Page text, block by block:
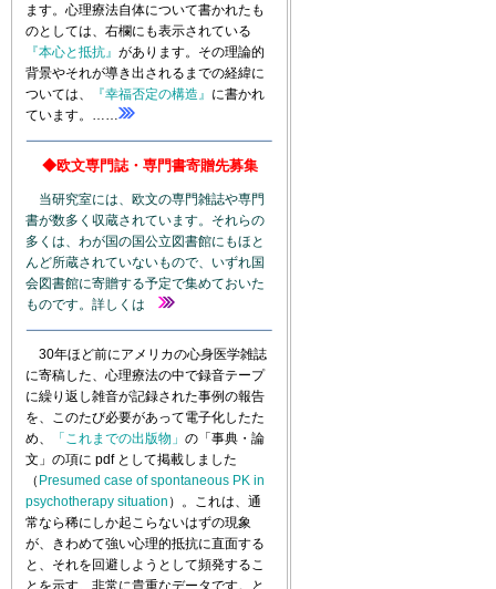
ます。心理療法自体について書かれたも
のとしては、右欄にも表示されている
『本心と抵抗』 があります。その理論的
背景やそれが導き出されるまでの経緯に
ついては、
『幸福否定の構造』 に書かれ
ています。……
◆欧文専門誌・専門書寄贈先募集
当研究室には、欧文の専門雑誌や専門
書が数多く収蔵されています。それらの
多くは、わが国の国公立図書館にもほと
んど所蔵されていないもので、いずれ国
会図書館に寄贈する予定で集めておいた
ものです。詳しくは
30年ほど前にアメリカの心身医学雑誌
に寄稿した、心理療法の中で録音テープ
に繰り返し雑音が記録された事例の報告
を、このたび必要があって電子化したた
め、
「これまでの出版物」 の「事典・論
文」の項に pdf として掲載しました
（ Presumed case of spontaneous PK in
psychotherapy situation ）。これは、通
常なら稀にしか起こらないはずの現象
が、きわめて強い心理的抵抗に直面する
と、それを回避しようとして頻発するこ
とを示す、非常に貴重なデータです。と